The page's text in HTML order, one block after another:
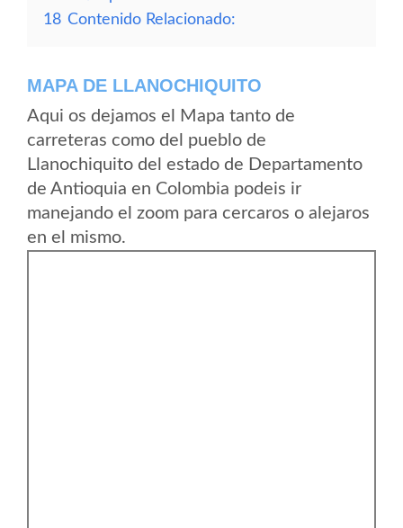
18 Contenido Relacionado:
MAPA DE LLANOCHIQUITO
Aqui os dejamos el Mapa tanto de
carreteras como del pueblo de
Llanochiquito del estado de Departamento
de Antioquia en Colombia podeis ir
manejando el zoom para cercaros o alejaros
en el mismo.